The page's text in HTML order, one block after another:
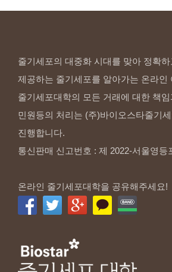
줄기세포의 대중화 시대를 맞아 정확
제공하는 줄기세포를 알아가는 온라인
줄기세포대학의 모든 거래에 대한 책
민원등의 처리는 (주)바이오스타줄기
진행합니다.
통신판매 신고번호 : 제 2022-서울영등
온라인 줄기세포대학을 공유해주세요!